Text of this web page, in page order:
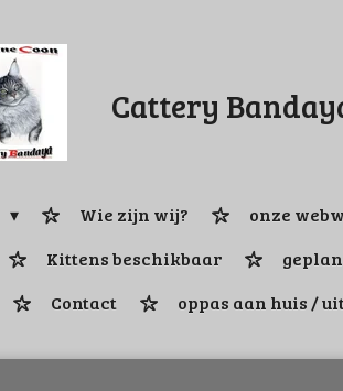
Cattery
Wie zijn wij?
onze
Kittens beschikbaar
Contact oppas aan huis /